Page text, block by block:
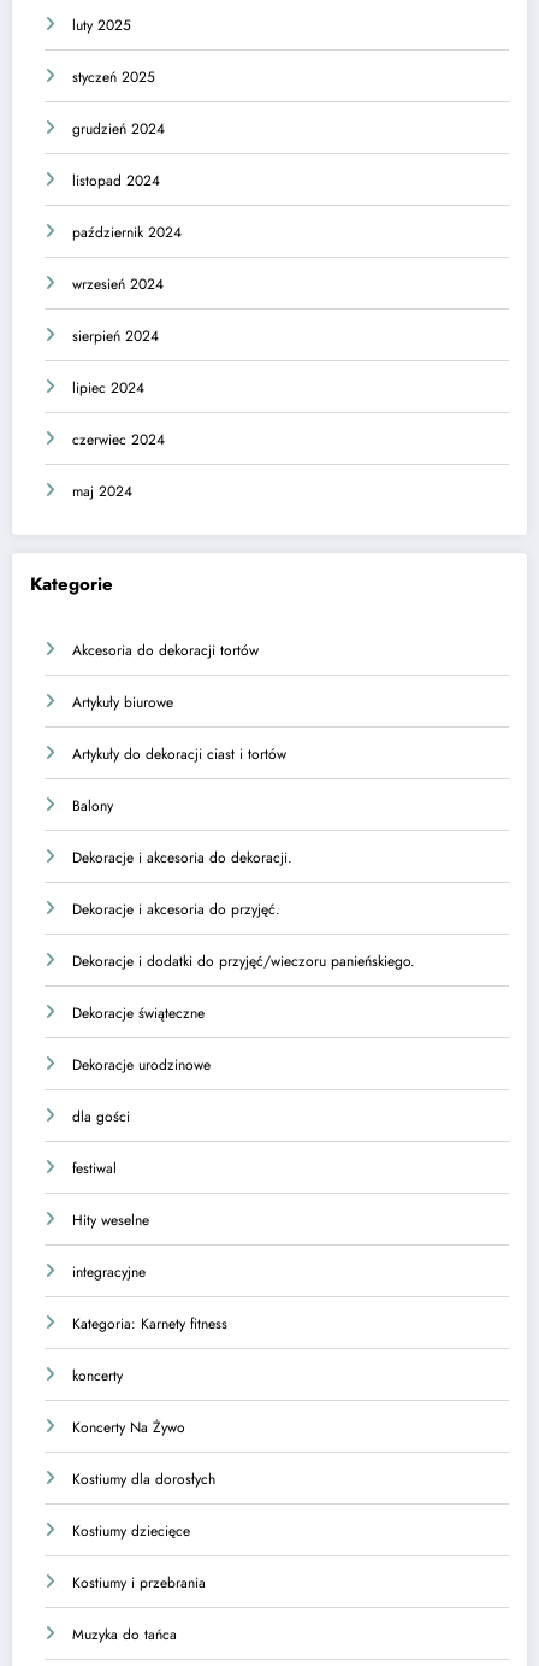
luty 2025
styczeń 2025
grudzień 2024
listopad 2024
październik 2024
wrzesień 2024
sierpień 2024
lipiec 2024
czerwiec 2024
maj 2024
Kategorie
Akcesoria do dekoracji tortów
Artykuły biurowe
Artykuły do dekoracji ciast i tortów
Balony
Dekoracje i akcesoria do dekoracji.
Dekoracje i akcesoria do przyjęć.
Dekoracje i dodatki do przyjęć/wieczoru panieńskiego.
Dekoracje świąteczne
Dekoracje urodzinowe
dla gości
festiwal
Hity weselne
integracyjne
Kategoria: Karnety fitness
koncerty
Koncerty Na Żywo
Kostiumy dla dorosłych
Kostiumy dziecięce
Kostiumy i przebrania
Muzyka do tańca